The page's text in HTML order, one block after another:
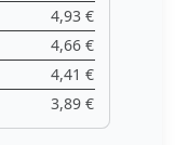
4,93 €
4,66 €
4,41 €
3,89 €